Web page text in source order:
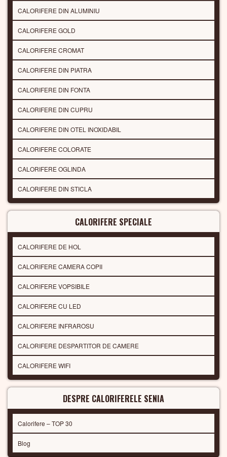
CALORIFERE DIN ALUMINIU
CALORIFERE GOLD
CALORIFERE CROMAT
CALORIFERE DIN PIATRA
CALORIFERE DIN FONTA
CALORIFERE DIN CUPRU
CALORIFERE DIN OTEL INOXIDABIL
CALORIFERE COLORATE
CALORIFERE OGLINDA
CALORIFERE DIN STICLA
CALORIFERE SPECIALE
CALORIFERE DE HOL
CALORIFERE CAMERA COPII
CALORIFERE VOPSIBILE
CALORIFERE CU LED
CALORIFERE INFRAROSU
CALORIFERE DESPARTITOR DE CAMERE
CALORIFERE WIFI
DESPRE CALORIFERELE SENIA
Calorifere – TOP 30
Blog